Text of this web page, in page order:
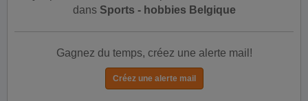
dans Sports - hobbies Belgique
Gagnez du temps, créez une alerte mail!